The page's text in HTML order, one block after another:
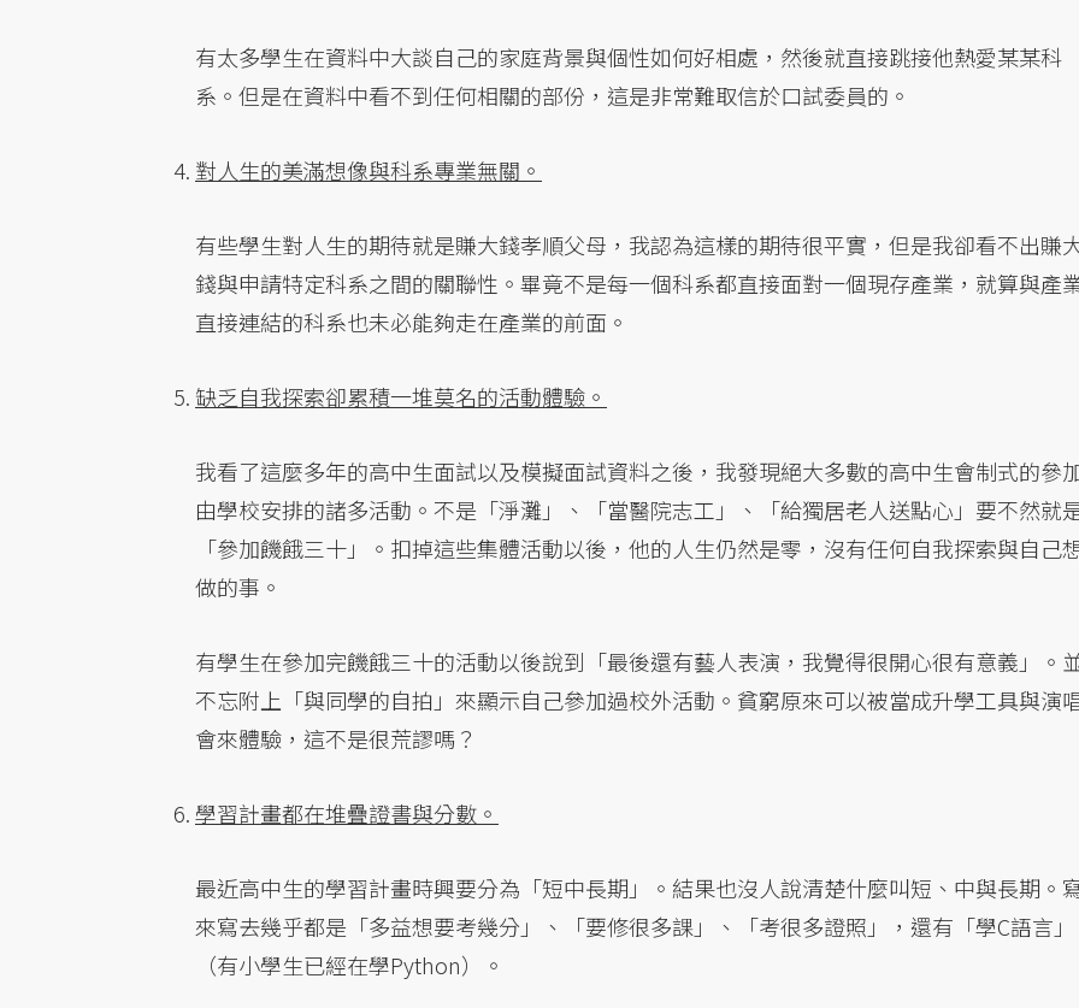
有太多學生在資料中大談自己的家庭背景與個性如何好相處，然後就直接跳接他熱愛某某科
系。但是在資料中看不到任何相關的部份，這是非常難取信於口試委員的。
對人生的美滿想像與科系專業無關。
有些學生對人生的期待就是賺大錢孝順父母，我認為這樣的期待很平實，但是我卻看不出賺
錢與申請特定科系之間的關聯性。畢竟不是每一個科系都直接面對一個現存產業，就算與產
直接連結的科系也未必能夠走在產業的前面。
缺乏自我探索卻累積一堆莫名的活動體驗。
我看了這麼多年的高中生面試以及模擬面試資料之後，我發現絕大多數的高中生會制式的參
由學校安排的諸多活動。不是「淨灘」、「當醫院志工」、「給獨居老人送點心」要不然就
「參加饑餓三十」。扣掉這些集體活動以後，他的人生仍然是零，沒有任何自我探索與自己
做的事。
有學生在參加完饑餓三十的活動以後說到「最後還有藝人表演，我覺得很開心很有意義」。
不忘附上「與同學的自拍」來顯示自己參加過校外活動。貧窮原來可以被當成升學工具與演
會來體驗，這不是很荒謬嗎？
學習計畫都在堆疊證書與分數。
最近高中生的學習計畫時興要分為「短中長期」。結果也沒人說清楚什麼叫短、中與長期。
來寫去幾乎都是「多益想要考幾分」、「要修很多課」、「考很多證照」，還有「學C語言」
（有小學生已經在學Python）。